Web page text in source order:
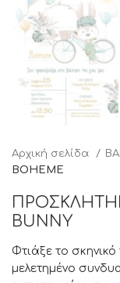
Αρχική σελίδα
BOHEME
BUNNY
Φτιάξε το
μελετημένο